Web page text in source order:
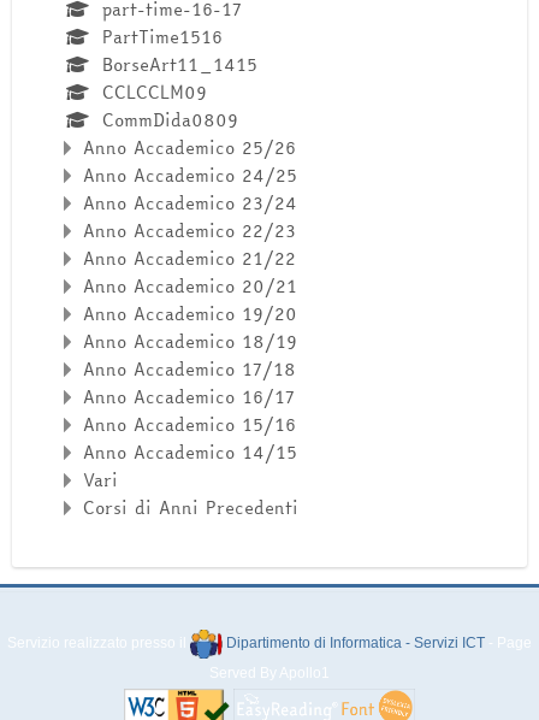
part-time-16-17
PartTime1516
BorseArt11_1415
CCLCCLM09
CommDida0809
Anno Accademico 25/26
Anno Accademico 24/25
Anno Accademico 23/24
Anno Accademico 22/23
Anno Accademico 21/22
Anno Accademico 20/21
Anno Accademico 19/20
Anno Accademico 18/19
Anno Accademico 17/18
Anno Accademico 16/17
Anno Accademico 15/16
Anno Accademico 14/15
Vari
Corsi di Anni Precedenti
Servizio realizzato presso il Dipartimento di Informatica - Servizi ICT- Page
Served By Apollo1